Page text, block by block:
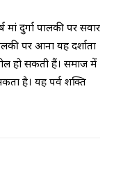
दुर्गा पालकी पर सवार
पर आना यह दर्शाता
हो सकती हैं। समाज में
है। यह पर्व शक्ति